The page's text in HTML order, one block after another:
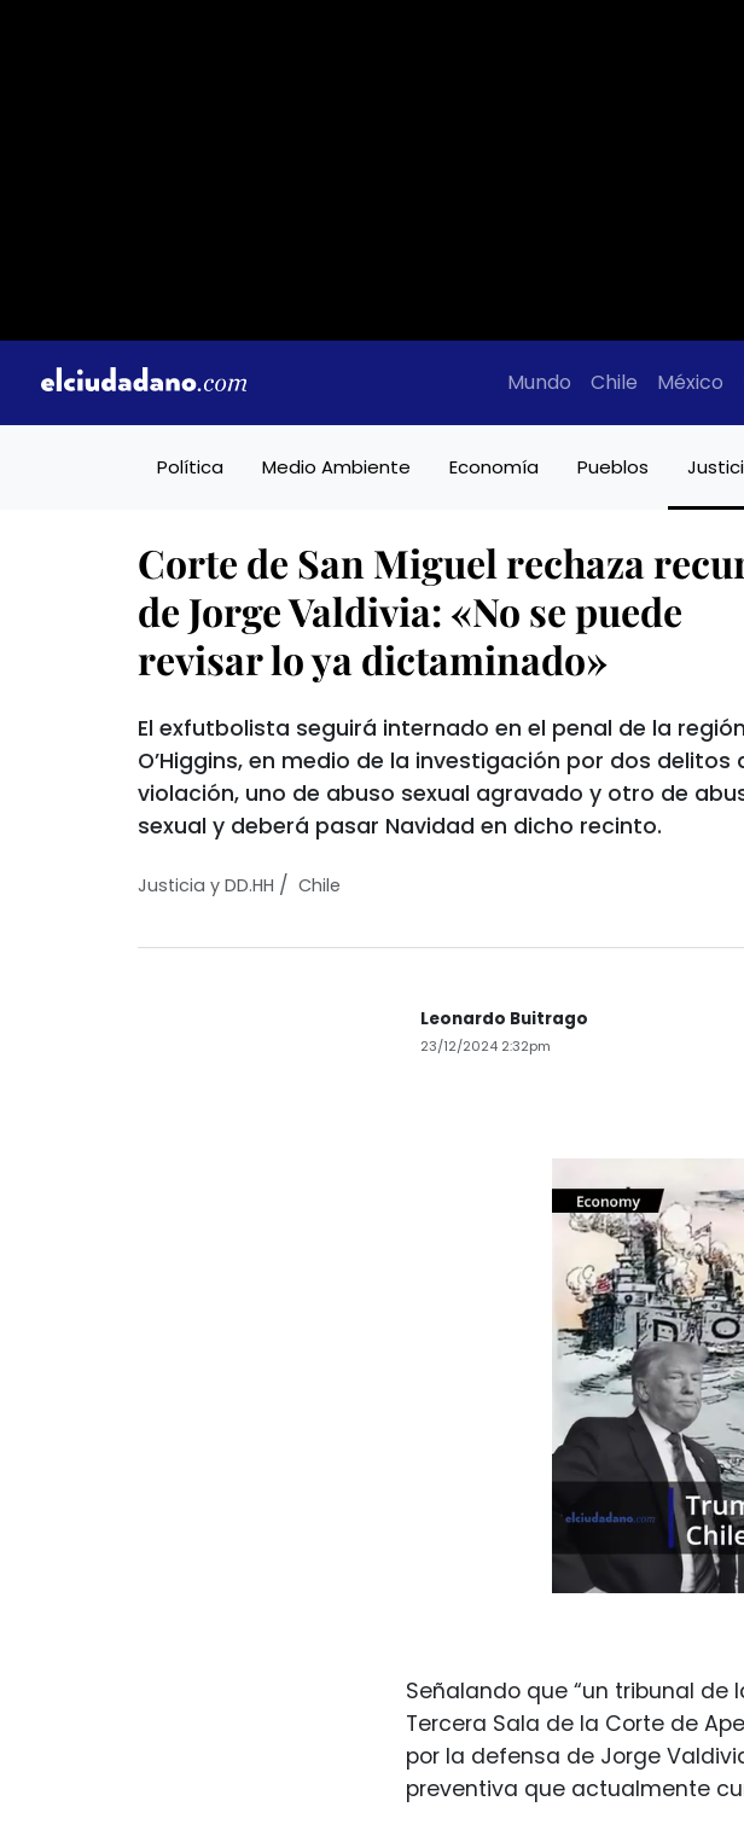
Mundo Chile México
Política Medio Ambiente Economía Pueblos
Corte de San Miguel rechaza
de Jorge Valdivia: «No se puede
revisar lo ya dictaminado»
El exfutbolista seguirá internado en el penal de la
O’Higgins, en medio de la investigación por dos delitos
violación, uno de abuso sexual agravado y otro de
sexual y deberá pasar Navidad en dicho recinto.
Justicia y DD.HH / Chile
Leonardo Buitrago
23/12/2024 2:32pm
Señalando que “un tribunal
Tercera Sala de la Corte de
por la defensa de Jorge
preventiva que actualmente